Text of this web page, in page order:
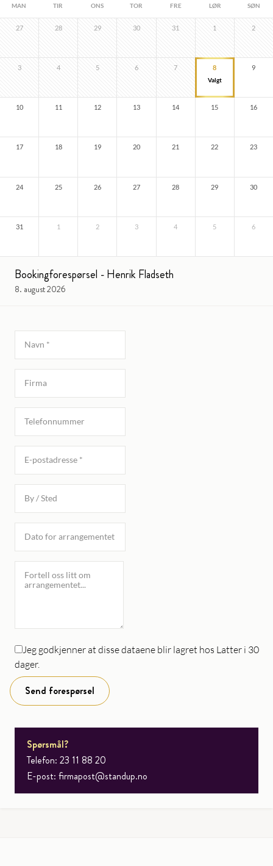
MAN TIR ONS TOR FRE LØR SØN
27 28 29 30 31 1 2
3 4 5 6 7 8 9
10 11 12 13 14 15 16
17 18 19 20 21 22 23
24 25 26 27 28 29 30
31 1 2 3 4 5 6
Bookingforespørsel - Henrik Fladseth
8. august 2026
Jeg godkjenner at disse dataene blir lagret hos Latter i 30
dager.
Send forespørsel
Spørsmål?
Telefon: 23 11 88 20
E-post: firmapost@standup.no